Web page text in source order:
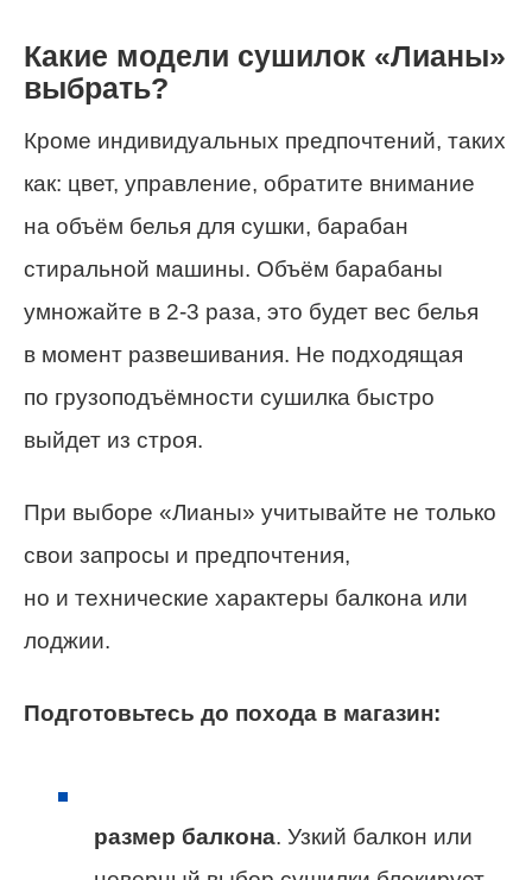
Какие модели сушилок «Лианы»
выбрать?
Кроме индивидуальных предпочтений, таких
как: цвет, управление, обратите внимание
на объём белья для сушки, барабан
стиральной машины. Объём барабаны
умножайте в 2-3 раза, это будет вес белья
в момент развешивания. Не подходящая
по грузоподъёмности сушилка быстро
выйдет из строя.
При выборе «Лианы» учитывайте не только
свои запросы и предпочтения,
но и технические характеры балкона или
лоджии.
Подготовьтесь до похода в магазин:
размер балкона. Узкий балкон или